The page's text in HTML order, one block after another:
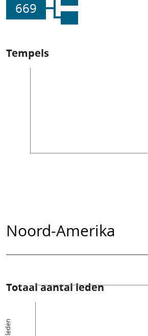
669
Tempels
Noord-Amerika
Totaal aantal leden